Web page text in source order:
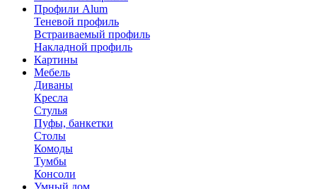
Профили Alum
Теневой профиль
Встраиваемый профиль
Накладной профиль
Картины
Мебель
Диваны
Кресла
Стулья
Пуфы, банкетки
Столы
Комоды
Тумбы
Консоли
Умный дом